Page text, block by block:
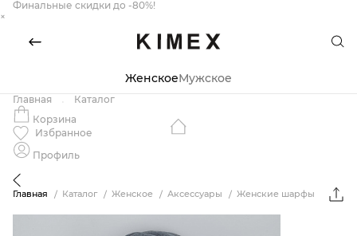
Финальные скидки до -80%!
×
ЖенскоеМужское
Главная
Каталог
Корзина
Избранное
Профиль
Главная Каталог Женское Аксессуары Женские шарфы